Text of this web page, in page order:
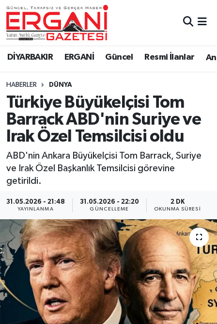
DİYARBAKIR ERGANİ Güncel Resmi İlanlar
HABERLER DÜNYA
Türkiye Büyükelçisi Tom
Barrack ABD'nin Suriye ve
Irak Özel Temsilcisi oldu
ABD'nin Ankara Büyükelçisi Tom Barrack, Suriye
ve Irak Özel Başkanlık Temsilcisi görevine
getirildi.
31.05.2026 - 21:48
YAYINLANMA
31.05.2026 - 22:20
GÜNCELLEME
2 DK
OKUNMA SÜRESI
DİYARBAKIR
BİSMİL
BAĞLAR
ERGANİ
Güncel
Eği̇ti̇m
Resmi İlanlar
Sağlık
Si̇yaset
Spor
Yaşam
Anali̇z
Bi̇li̇m & Teknoloji̇
Dünya
Ergani Nöbetçi Eczaneler
Ergani Hava Durumu
Ergani Trafik Yoğunluk Haritası
Süper Lig Puan Durumu ve Fikstür
Tüm Manşetler
Son Dakika Haberleri
Haber Arşivi